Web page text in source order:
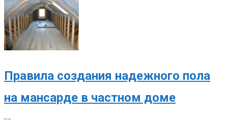
Правила создания надежного пола
на мансарде в частном доме